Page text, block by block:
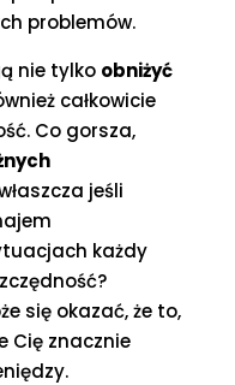
problemów.
nie tylko obniżyć
całkowicie
Co gorsza,
jeśli
każdy
się okazać, że to,
Cię znacznie